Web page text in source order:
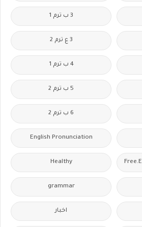
3 ب ترم 1
3 ع ترم 2
4 ب ترم 1
5 ب ترم 2
6 ب ترم 2
English Pronunciation
Healthy
grammar
اخبار